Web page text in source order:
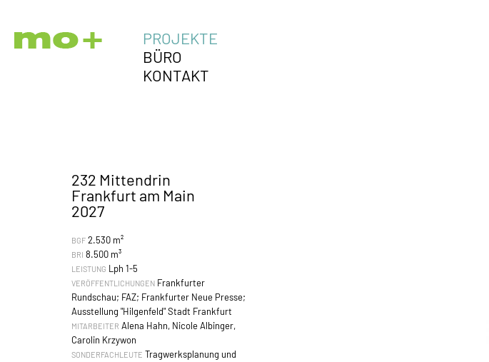
PROJEKTE
BÜRO
KONTAKT
232 Mittendrin
Frankfurt am Main
2027
BGF 2.530 m²
BRI 8.500 m³
LEISTUNG Lph 1-5
VERÖFFENTLICHUNGEN Frankfurter
Rundschau; FAZ; Frankfurter Neue Presse;
Ausstellung "Hilgenfeld" Stadt Frankfurt
MITARBEITER Alena Hahn, Nicole Albinger,
Carolin Krzywon
SONDERFACHLEUTE Tragwerksplanung und